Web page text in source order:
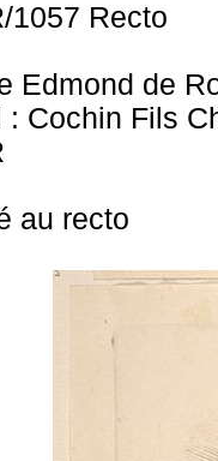
1057 Recto
Edmond de
: Cochin Fils
au recto